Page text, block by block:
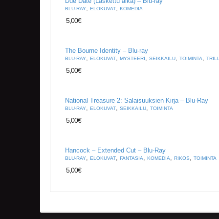
BLU-RAY, ELOKUVAT, KOMEDIA
5,00€
The Bourne Identity – Blu-ray
BLU-RAY, ELOKUVAT, MYSTEERI, SEIKKAILU, TOIMINTA,
5,00€
National Treasure 2: Salaisuuksien Kirja – Blu-Ray
BLU-RAY, ELOKUVAT, SEIKKAILU, TOIMINTA
5,00€
Hancock – Extended Cut – Blu-Ray
BLU-RAY, ELOKUVAT, FANTASIA, KOMEDIA, RIKOS, TOIMINTA
5,00€